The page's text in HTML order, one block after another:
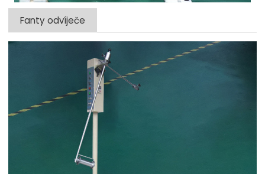
Fanty odvíječe